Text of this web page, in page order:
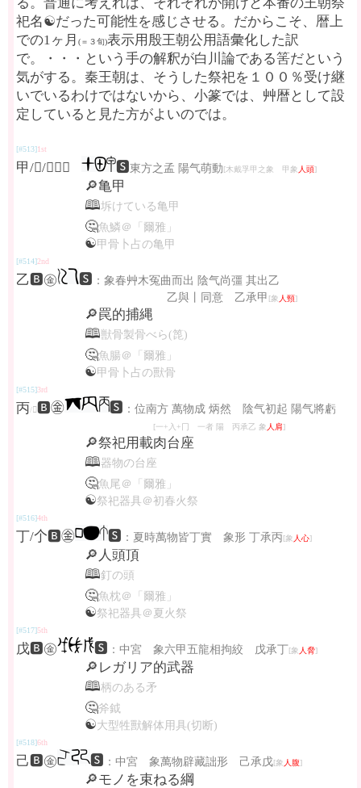
祀名☯だった可能性を感じさせる。だからこそ、暦上
での1ヶ月 (＝３旬)表示用殷王朝公用語彙化した訳
で。・・・という手の解釈が白川論である筈だという
気がする。秦王朝は、そうした祭祀を１００％受け継
いでいるわけではないから、小篆では、艸暦として設
定していると見た方がよいのでは。
[#513]1st
甲/𠇚/𡴌🅱㊎ 🆂東方之孟 陽气萌動[木戴孚甲之象 甲象 人頭]
🔎亀甲
🕮坼けている亀甲
🤔魚鱗＠「爾雅」
☯甲骨卜占の亀甲
[#514]2nd
乙🅱㊎ 🆂 ：象春艸木冤曲而出 陰气尚彊 其出乙
乙與丨同意 乙承甲 [象 人頸]
🔎罠的捕縄
🕮獣骨製骨べら(箆)
🤔魚腸＠「爾雅」
☯甲骨卜占の獸骨
[#515]3rd
丙/𠰳🅱㊎ 🆂 ：位南方 萬物成 炳然 陰气初起 陽气將虧
[一+入+冂 一者 陽 丙承乙 象 人肩]
🔎祭祀用載肉台座
🕮器物の台座
🤔魚尾＠「爾雅」
☯祭祀器具＠初春火祭
[#516]4th
丁/𠆤🅱㊎ 🆂 ：夏時萬物皆丁實 象形 丁承丙[象 人心]
🔎人頭頂
🕮釘の頭
🤔魚枕＠「爾雅」
☯祭祀器具＠夏火祭
[#517]5th
戊🅱㊎ 🆂 ：中宮 象六甲五龍相拘絞 戊承丁[象 人脅]
🔎レガリア的武器
🕮柄のある矛
🤔斧鉞
☯大型牲獸解体用具(切断)
[#518]6th
己🅱㊎ 🆂 ：中宮 象萬物辟藏詘形 己承戊[象 人腹]
🔎モノを束ねる綱